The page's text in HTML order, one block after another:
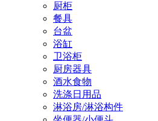
厨柜
餐具
台盆
浴缸
卫浴柜
厨房器具
酒水食物
洗涤日用品
淋浴房/淋浴构件